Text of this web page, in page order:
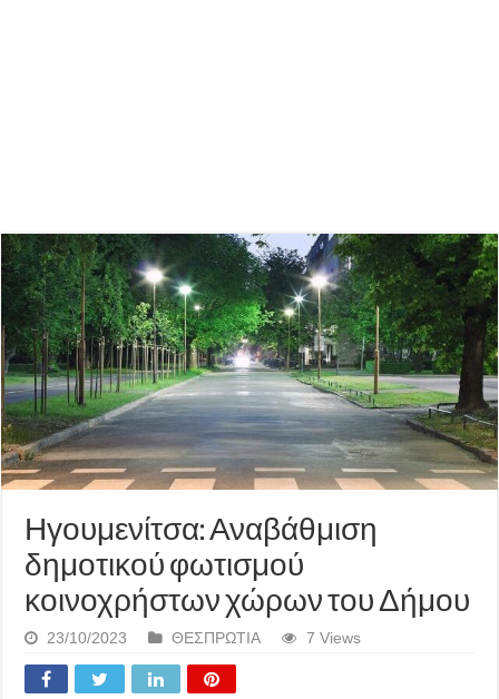
Ηγουμενίτσα: Αναβάθμιση
δημοτικού φωτισμού
κοινοχρήστων χώρων του Δήμου
23/10/2023 ΘΕΣΠΡΩΤΙΑ 7 Views